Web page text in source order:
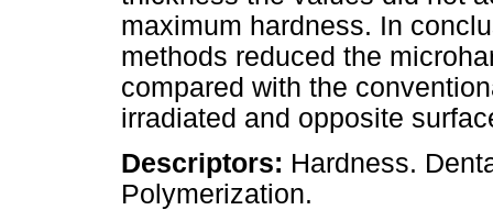
maximum hardness. In
methods reduced the
compared with the
irradiated and opposite
Descriptors: Hardness.
Polymerization.